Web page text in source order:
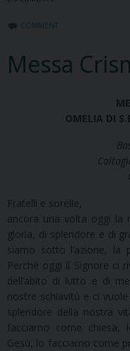
COMMENT
Messa
OMELIA DI
Fratelli e sorelle,
ancora una volta oggi la
gloria, di splendore e di
siamo sotto l’azione, la
Perché oggi il Signore ci
dell’abito di lutto e di
nostre schiavitù e ci
splendore della nostra
facciamo come chiesa,
Gesù, lo facciamo come